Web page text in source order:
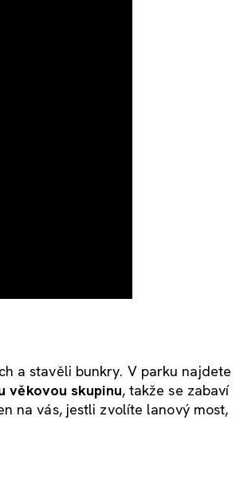
a stavěli bunkry. V parku najdete
věkovou skupinu, takže se zabaví
na vás, jestli zvolíte lanový most,